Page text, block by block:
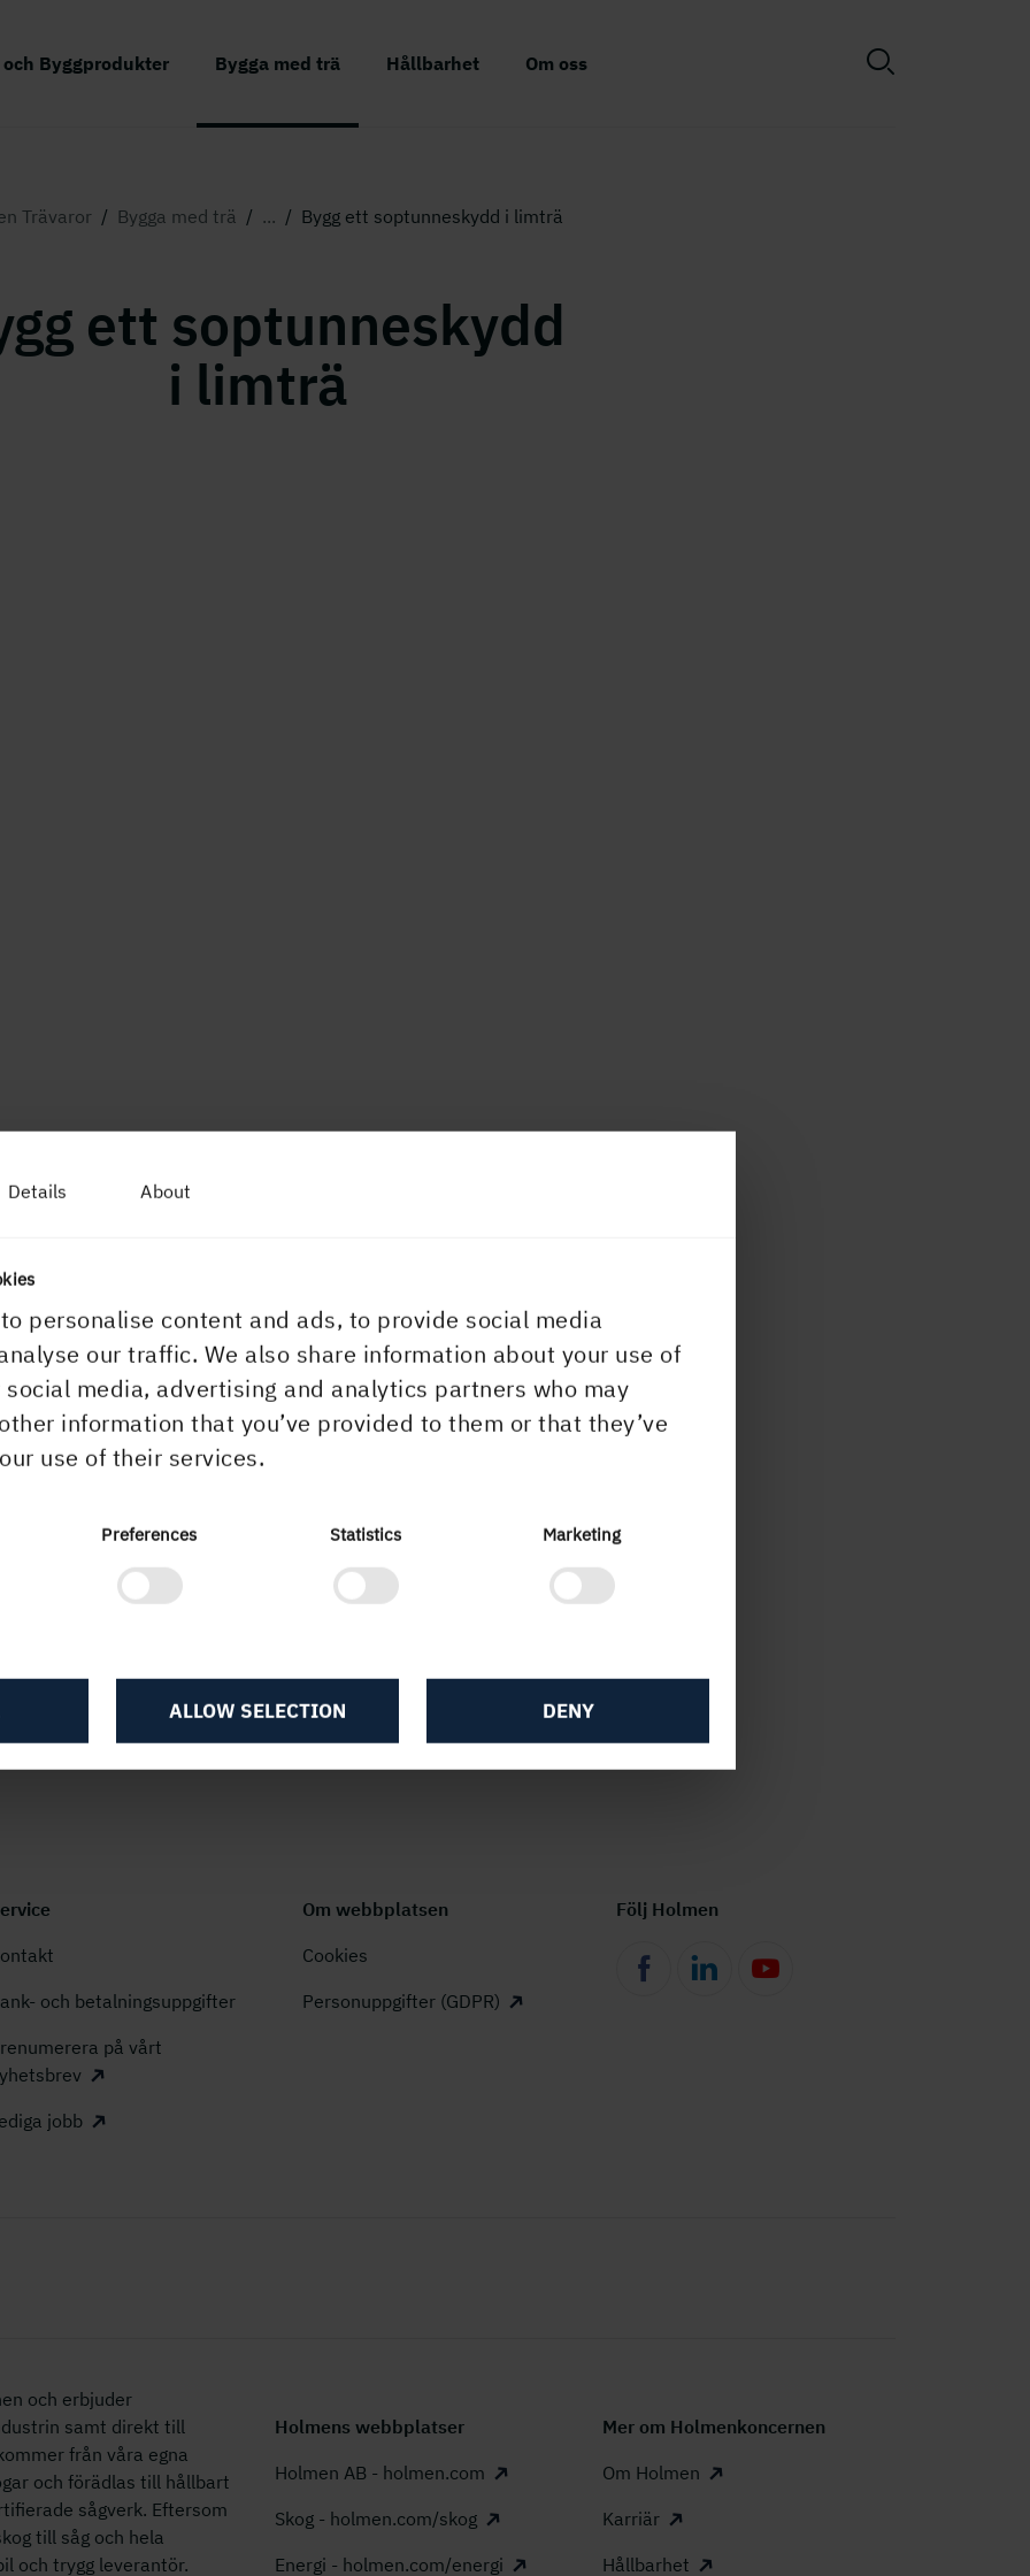
Details About
personalise content and ads, to provide social media
our traffic. We also share information about your use of
media, advertising and analytics partners who may
information that you’ve provided to them or that they’ve
use of their services.
Preferences Statistics Marketing
DENY
ALLOW SELECTION
och Byggprodukter Bygga med trä Hållbarhet Om oss
Trävaror / Bygga med trä / ... / Bygg ett soptunneskydd i limträ
ett soptunneskydd
i limträ
få mer tips och inspiration om
och betalningsuppgifter
på vårt
jobb
Om webbplatsen
Cookies
Personuppgifter (GDPR)
Följ Holmen
och erbjuder
samt direkt till
från våra egna
och förädlas till hållbart
sågverk. Eftersom
till såg och hela
och trygg leverantör.
Holmens webbplatser
Holmen AB - holmen.com
Skog - holmen.com/skog
Energi - holmen.com/energi
Mer om Holmenkoncernen
Om Holmen
Karriär
Hållbarhet